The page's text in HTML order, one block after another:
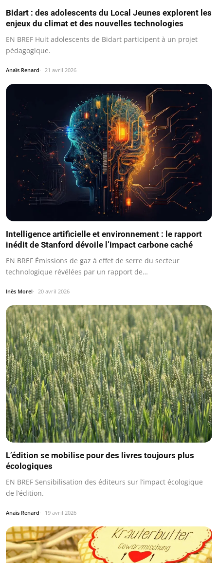
Bidart : des adolescents du Local Jeunes explorent les
enjeux du climat et des nouvelles technologies
EN BREF Huit adolescents de Bidart participent à un projet
pédagogique.
Anaïs Renard 21 avril 2026
Intelligence artificielle et environnement : le rapport
inédit de Stanford dévoile l’impact carbone caché
EN BREF Émissions de gaz à effet de serre du secteur
technologique révélées par un rapport de…
Inès Morel 20 avril 2026
L’édition se mobilise pour des livres toujours plus
écologiques
EN BREF Sensibilisation des éditeurs sur l’impact écologique
de l’édition.
Anaïs Renard 19 avril 2026